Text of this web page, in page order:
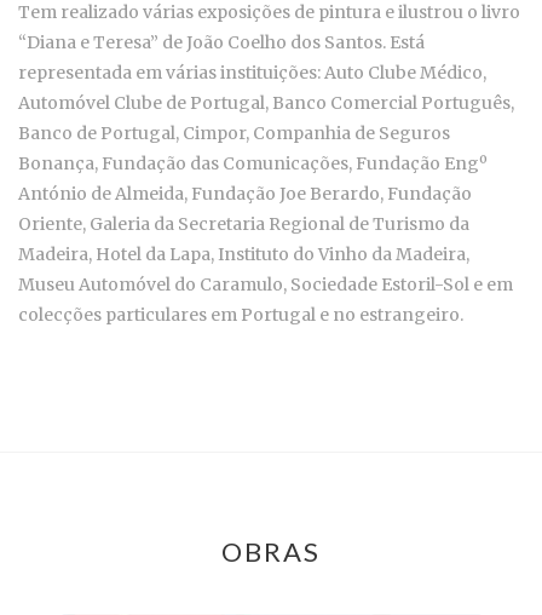
Tem realizado várias exposições de pintura e ilustrou o livro
“Diana e Teresa” de João Coelho dos Santos. Está
representada em várias instituições: Auto Clube Médico,
Automóvel Clube de Portugal, Banco Comercial Português,
Banco de Portugal, Cimpor, Companhia de Seguros
Bonança, Fundação das Comunicações, Fundação Engº
António de Almeida, Fundação Joe Berardo, Fundação
Oriente, Galeria da Secretaria Regional de Turismo da
Madeira, Hotel da Lapa, Instituto do Vinho da Madeira,
Museu Automóvel do Caramulo, Sociedade Estoril-Sol e em
colecções particulares em Portugal e no estrangeiro.
OBRAS